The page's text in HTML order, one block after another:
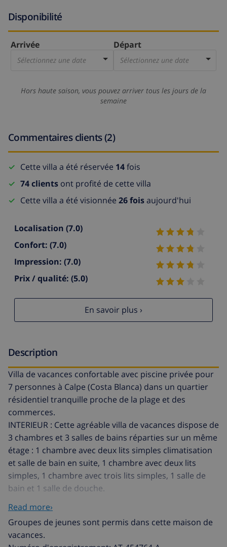
Disponibilité
Arrivée
Sélectionnez une date
Départ
Sélectionnez une date
Hors haute saison, vous pouvez arriver tous les jours de la
semaine
Commentaires clients (2)
Cette villa a été réservée 14fois
74 clients ont profité de cette villa
Cette villa a été visionnée 26 foisaujourd'hui
Localisation (7.0)
Confort: (7.0)
Impression: (7.0)
Prix / qualité: (5.0)
En savoir plus ›
Description
Villa de vacances confortable avec piscine privée pour
7 personnes à Calpe (Costa Blanca) dans un quartier
résidentiel tranquille proche de la plage et des
commerces.
INTERIEUR : Cette agréable villa de vacances dispose de
3 chambres et 3 salles de bains réparties sur un même
étage : 1 chambre avec deux lits simples climatisation
et salle de bain en suite, 1 chambre avec deux lits
simples, 1 chambre avec trois lits simples, 1 salle de
bain et 1 salle de douche.
Sat-TNT et climatisation qui donne sur une belle
terrasse fermée par de grandes baies vitrées, une
grande cuisine tout équipée (cuisine à gaz et lave-
Read more›
Groupes de jeunes sont permis dans cette maison de
vacances.